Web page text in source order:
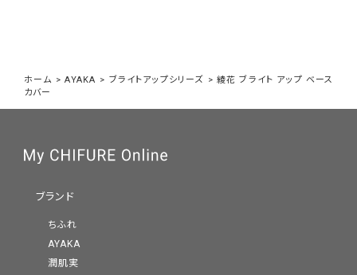
ホーム >AYAKA > ブライトアップシリーズ > 綾花 ブライト アップ ベース
カバー
ブランド
ちふれ
AYAKA
潤肌実